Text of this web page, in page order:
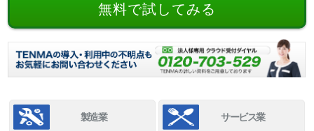
無料で試してみる
製造業 サービス業